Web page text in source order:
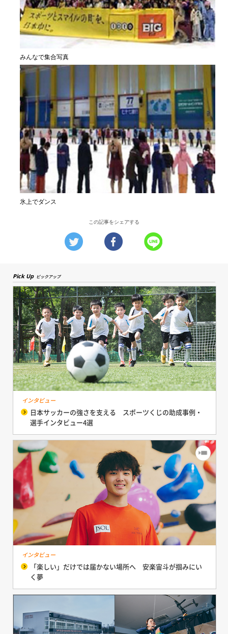
みんなで集合写真
氷上でダンス
この記事をシェアする
Pick Up ピックアップ
インタビュー
日本サッカーの強さを支える スポーツくじの助成事例・
選手インタビュー4選
インタビュー
「楽しい」だけでは届かない場所へ 安楽宙斗が掴みにい
く夢